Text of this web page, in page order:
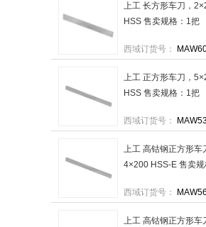
上工 长方形车刀，
HSS 售卖规格：1把
西域订货号：
上工 正方形车刀，
HSS 售卖规格：1把
西域订货号：
上工 高钴钢正方形车
4×200 HSS-E 售卖
西域订货号：
上工 高钴钢正方形车